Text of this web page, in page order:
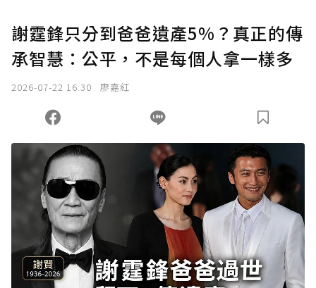
謝霆鋒只分到爸爸遺產5%？真正的傳
承智慧：公平，不是每個人拿一樣多
2026-07-22 16:30 廖嘉紅